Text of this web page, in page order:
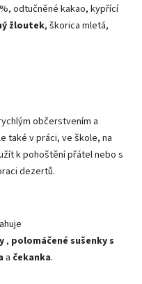
odtučněné kakao, kypřící
žloutek, škorica mletá,
občerstvením a
také v práci, ve škole, na
k pohoštění přátel nebo s
dezertů.
, polomáčené sušenky s
a čekanka.